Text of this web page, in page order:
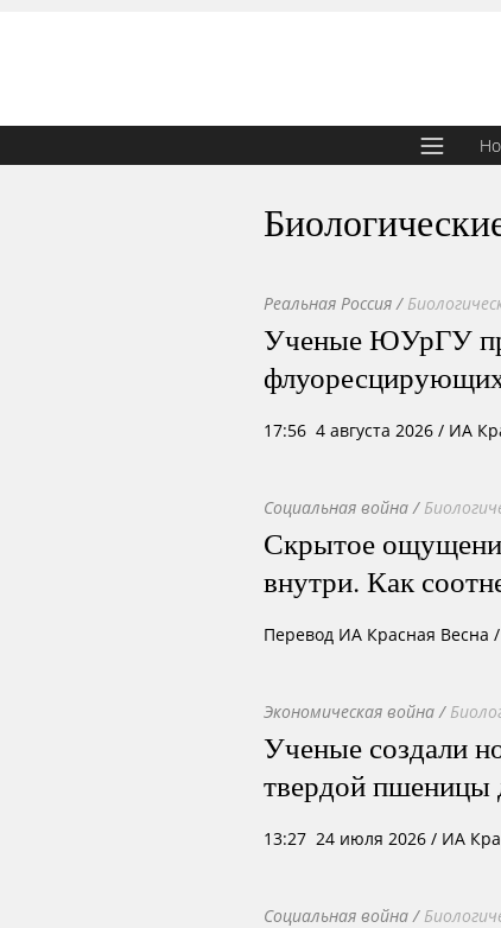
Реальная Россия /
Ученые ЮУрГУ
17:56 4 августа 2026 / ИА
Социальная война /
Скрытое
внутри. Как
Перевод ИА Красная Весна /
Экономическая война /
Ученые создали
твердой
13:27 24 июля 2026 / ИА
Социальная война /